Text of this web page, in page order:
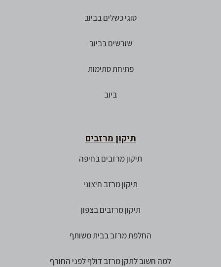
סוגי כשלים בביוב
שורשים בביוב
פתיחת סתימות
ביוב
תיקון מרזבים
תיקון מרזבים בחיפה
תיקון מרזב חיצוני
תיקון מרזבים בצפון
החלפת מרזב בבית משותף
למה חשוב לתקן מרזב דולף לפני החורף